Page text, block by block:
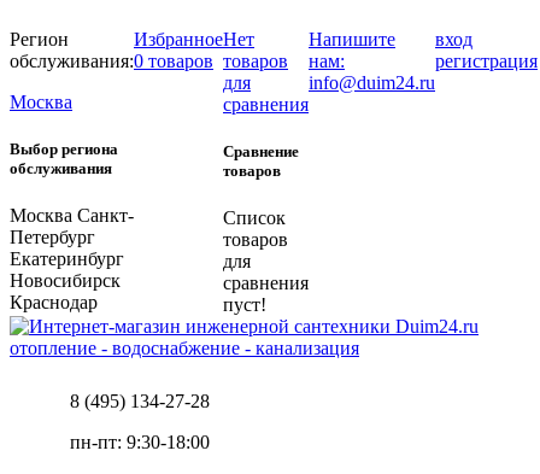
Регион
обслуживания:
Москва
Выбор региона
обслуживания
Москва Санкт-
Петербург
Екатеринбург
Новосибирск
Краснодар
Избранное
0 товаров
Нет
товаров
для
сравнения
Сравнение
товаров
Список
товаров
для
сравнения
пуст!
Напишите
нам:
info@duim24.ru
вход
регистрация
отопление - водоснабжение - канализация
8 (495) 134-27-28
пн-пт: 9:30-18:00